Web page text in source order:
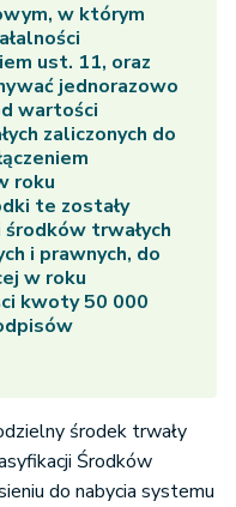
w którym
ust. 11, oraz
jednorazowo
wartości
zaliczonych do
roku
te zostały
trwałych
i prawnych, do
w roku
kwoty 50 000
środek trwały
Środków
do nabycia systemu